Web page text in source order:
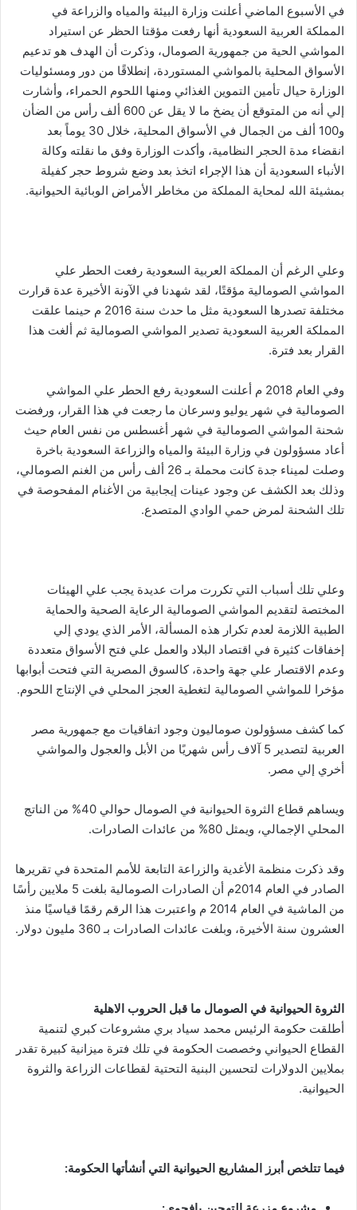
في الأسبوع الماضي أعلنت وزارة البيئة والمياه والزراعة في
المملكة العربية السعودية أنها رفعت مؤقتا الحظر عن استيراد
المواشي الحية من جمهورية الصومال، وذكرت أن الهدف هو تدعيم
الأسواق المحلية بالمواشي المستوردة، إنطلاقًا من دور ومسئوليات
الوزارة حيال تأمين التموين الغذائي ومنها اللحوم الحمراء، وأشارت
إلي أنه من المتوقع أن يضخ ما لا يقل عن 600 ألف رأس من الضأن
و100 ألف من الجمال في الأسواق المحلية، خلال 30 يوماً بعد
انقضاء مدة الحجر النظامية، وأكدت الوزارة وفق ما نقلته وكالة
الأنباء السعودية أن هذا الإجراء اتخذ بعد وضع شروط حجر كفيلة
بمشيئة الله لمحاية المملكة من مخاطر الأمراض الوبائية الحيوانية.
وعلي الرغم أن المملكة العربية السعودية رفعت الحطر علي
المواشي الصومالية مؤقتًا، لقد شهدنا في الآونة الأخيرة عدة قرارت
مختلفة تصدرها السعودية مثل ما حدث سنة 2016 م حينما علقت
المملكة العربية السعودية تصدير المواشي الصومالية ثم ألغت هذا
القرار بعد فترة.
وفي العام 2018 م أعلنت السعودية رفع الحطر علي المواشي
الصومالية في شهر يوليو وسرعان ما رجعت في هذا القرار، ورفضت
شحنة المواشي الصومالية في شهر أغسطس من نفس العام حيث
أعاد مسؤولون في وزارة البيئة والمياه والزراعة السعودية باخرة
وصلت لميناء جدة كانت محملة بـ 26 ألف رأس من الغنم الصومالي،
وذلك بعد الكشف عن وجود عينات إيجابية من الأغنام المفحوصة في
تلك الشحنة لمرض حمي الوادي المتصدع.
وعلي تلك أسباب التي تكررت مرات عديدة يجب علي الهيئات
المختصة لتقديم المواشي الصومالية الرعاية الصحية والحماية
الطبية اللازمة لعدم تكرار هذه المسألة، الأمر الذي يودي إلي
إخفاقات كثيرة في اقتصاد البلاد والعمل علي فتح الأسواق متعددة
وعدم الاقتصار علي جهة واحدة، كالسوق المصرية التي فتحت أبوابها
مؤخرا للمواشي الصومالية لتغطية العجز المحلي في الإنتاج اللحوم.
كما كشف مسؤولون صوماليون وجود اتفاقيات مع جمهورية مصر
العربية لتصدير 5 آلاف رأس شهريًا من الأبل والعجول والمواشي
أخري إلي مصر.
ويساهم قطاع الثروة الحيوانية في الصومال حوالي 40% من الناتج
المحلي الإجمالي، ويمثل 80% من عائدات الصادرات.
وقد ذكرت منظمة الأغدية والزراعة التابعة للأمم المتحدة في تقريرها
الصادر في العام 2014م أن الصادرات الصومالية بلغت 5 ملايين رأسًا
من الماشية في العام 2014 م واعتبرت هذا الرقم رقمًا قياسيًا منذ
العشرون سنة الأخيرة، وبلغت عائدات الصادرات بـ 360 مليون دولار.
الثروة الحيوانية في الصومال ما قبل الحروب الاهلية
أطلقت حكومة الرئيس محمد سياد بري مشروعات كبري لتنمية
القطاع الحيواني وخصصت الحكومة في تلك فترة ميزانية كبيرة تقدر
بملايين الدولارات لتحسين البنية التحتية لقطاعات الزراعة والثروة
الحيوانية.
فيما تتلخص أبرز المشاريع الحيوانية التي أنشأتها الحكومة: